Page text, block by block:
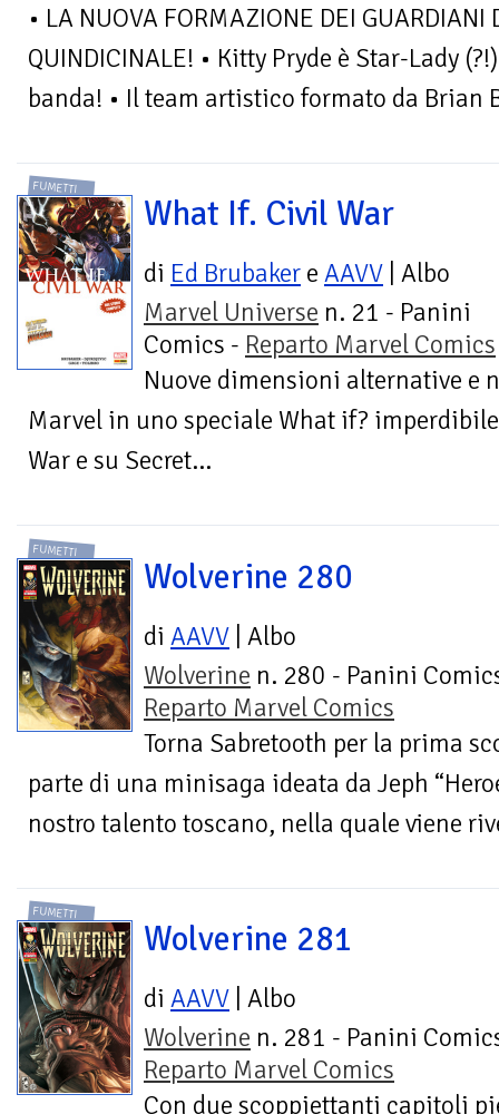
• LA NUOVA FORMAZIONE DEI GUARDIANI
QUINDICINALE! • Kitty Pryde è Star-Lady
banda! • Il team artistico formato da Brian
FUMETTI
What If. Civil War
di Ed Brubaker e AAVV | Albo
Marvel Universe n. 21 - Panini
Comics - Reparto Marvel Comics
Nuove dimensioni alternative e
Marvel in uno speciale What if?
War e su Secret...
FUMETTI
Wolverine 280
di AAVV | Albo
Wolverine n. 280 - Panini
Reparto Marvel Comics
Torna Sabretooth per la prima
parte di una minisaga ideata da Jeph
nostro talento toscano, nella quale viene
FUMETTI
Wolverine 281
di AAVV | Albo
Wolverine n. 281 - Panini
Reparto Marvel Comics
Con due scoppiettanti capitoli